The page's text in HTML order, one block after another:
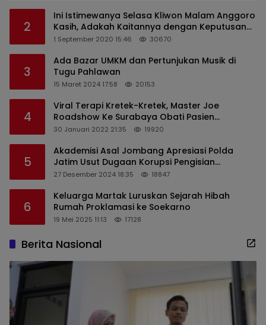
2
Ini Istimewanya Selasa Kliwon Malam Anggoro
Kasih, Adakah Kaitannya dengan Keputusan
PDIP?
1 September 2020 15:46 30670
3
Ada Bazar UMKM dan Pertunjukan Musik di
Tugu Pahlawan
15 Maret 2024 17:58 20153
4
Viral Terapi Kretek-Kretek, Master Joe
Roadshow Ke Surabaya Obati Pasien
Sekaligus Edukasi Masyarakat
30 Januari 2022 21:35 19920
5
Akademisi Asal Jombang Apresiasi Polda
Jatim Usut Dugaan Korupsi Pengisian
Perangkat Desa di Kediri
27 Desember 2024 18:35 18847
6
Keluarga Martak Luruskan Sejarah Hibah
Rumah Proklamasi ke Soekarno
19 Mei 2025 11:13 17128
Berita Nasional